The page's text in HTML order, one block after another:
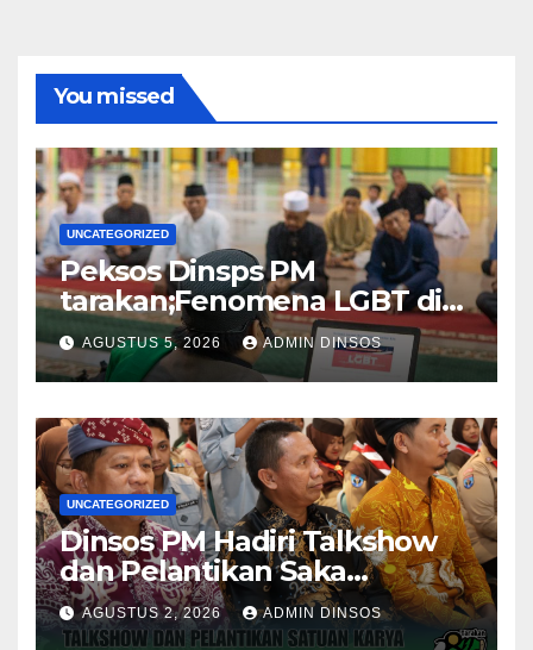
You missed
UNCATEGORIZED
Peksos Dinsps PM
tarakan;Fenomena LGBT di
Sekitar Kita, Apa yang Harus
Dilakukan?
AGUSTUS 5, 2026 ADMIN DINSOS
UNCATEGORIZED
Dinsos PM Hadiri Talkshow
dan Pelantikan Saka
Pramuka Anti Narkotika Kota
Tarakan
AGUSTUS 2, 2026 ADMIN DINSOS